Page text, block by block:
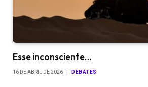
Esse inconsciente…
16 DE ABRIL DE 2026 DEBATES